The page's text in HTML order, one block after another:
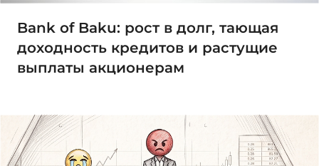
Bank of Baku: рост в долг, тающая
доходность кредитов и растущие
выплаты акционерам